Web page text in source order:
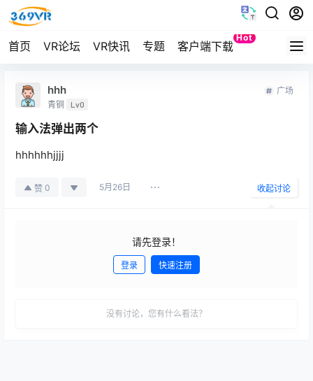
首页 VR论坛 VR快讯 专题 客户端下载
Hot
Quest
hhh
青铜 Lv0
广场
输入法弹出两个
hhhhhhjjjj
赞 0 5月26日 收起讨论
请先登录！
登录 快速注册
没有讨论，您有什么看法？